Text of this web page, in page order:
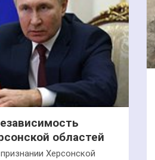
областей
Херсонской